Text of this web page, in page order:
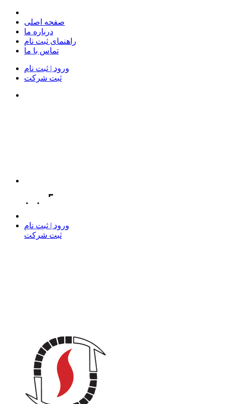
صفحه اصلی
درباره ما
راهنمای ثبت نام
تماس با ما
ورود | ثبت نام
ثبت شرکت
ورود | ثبت نام
ثبت شرکت